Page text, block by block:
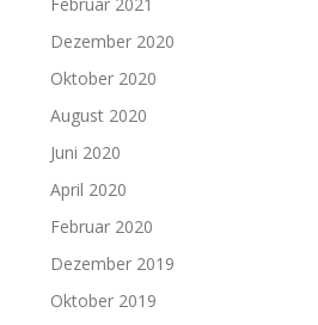
Dezember 2020
Oktober 2020
August 2020
Juni 2020
April 2020
Februar 2020
Dezember 2019
Oktober 2019